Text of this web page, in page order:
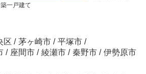
一戸建て
区 / 茅ヶ崎市 / 平塚市 /
/ 座間市 / 綾瀬市 / 秦野市 / 伊勢原市